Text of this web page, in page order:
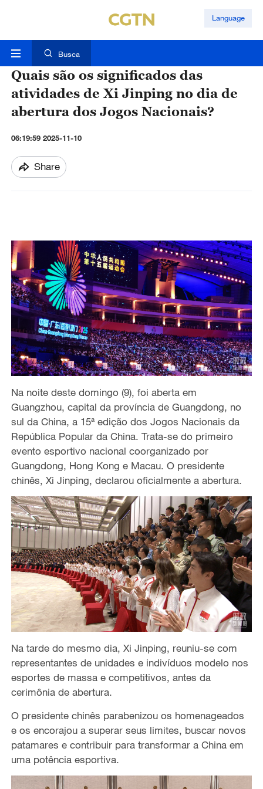
Language
Busca
Quais são os significados das
atividades de Xi Jinping no dia de
abertura dos Jogos Nacionais?
06:19:59 2025-11-10
Share
Na noite deste domingo (9), foi aberta em
Guangzhou, capital da província de Guangdong, no
sul da China, a 15ªedição dos Jogos Nacionais da
República Popular da China. Trata-se do primeiro
evento esportivo nacional coorganizado por
Guangdong, Hong Kong e Macau. O presidente
chinês, Xi Jinping, declarou oficialmente a abertura.
Na tarde do mesmo dia, Xi Jinping, reuniu-se com
representantes deunidades e indivíduos modelo nos
esportes de massa e competitivos, antes da
cerimônia de abertura.
O presidente chinês parabenizou os homenageados
e os encorajou a superar seus limites, buscar novos
patamares e contribuir para transformar a China em
uma potência esportiva.